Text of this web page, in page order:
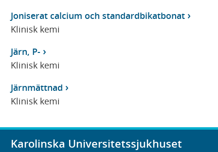
Joniserat calcium och standardbikatbonat
Klinisk kemi
Järn, P-
Klinisk kemi
Järnmättnad
Klinisk kemi
Karolinska Universitetssjukhuset